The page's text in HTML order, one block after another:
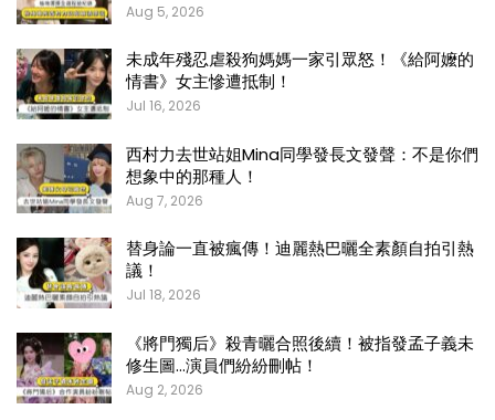
Aug 5, 2026
未成年殘忍虐殺狗媽媽一家引眾怒！《給阿嬤的
情書》女主慘遭抵制！
Jul 16, 2026
西村力去世站姐Mina同學發長文發聲：不是你們
想象中的那種人！
Aug 7, 2026
替身論一直被瘋傳！迪麗熱巴曬全素顏自拍引熱
議！
Jul 18, 2026
《將門獨后》殺青曬合照後續！被指發孟子義未
修生圖…演員們紛紛刪帖！
Aug 2, 2026